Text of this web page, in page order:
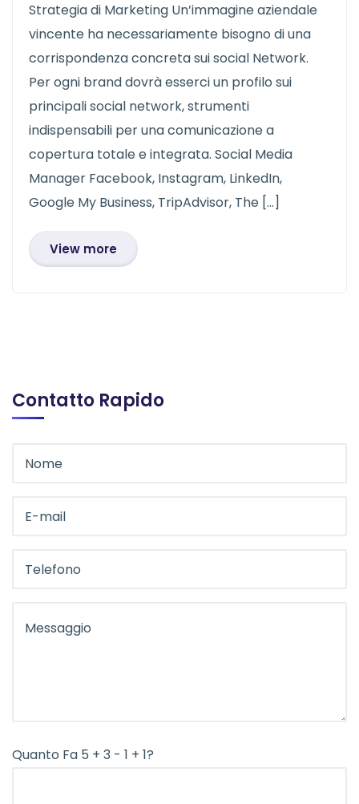
Strategia di Marketing Un’immagine aziendale
vincente ha necessariamente bisogno di una
corrispondenza concreta sui social Network.
Per ogni brand dovrà esserci un profilo sui
principali social network, strumenti
indispensabili per una comunicazione a
copertura totale e integrata. Social Media
Manager Facebook, Instagram, LinkedIn,
Google My Business, TripAdvisor, The […]
View more
Contatto Rapido
Quanto Fa 5 + 3 - 1 + 1?